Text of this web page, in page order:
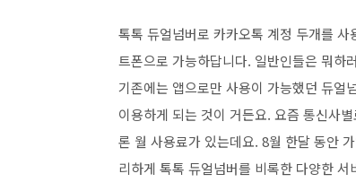
톡톡 듀얼넘버로 카카오톡 계정 두개를
트폰으로 가능하답니다. 일반인들은 뭐하
기존에는 앱으로만 사용이 가능했던 듀얼
이용하게 되는 것이 거든요. 요즘 통신사
론 월 사용료가 있는데요. 8월 한달 동안
리하게 톡톡 듀얼넘버를 비록한 다양한